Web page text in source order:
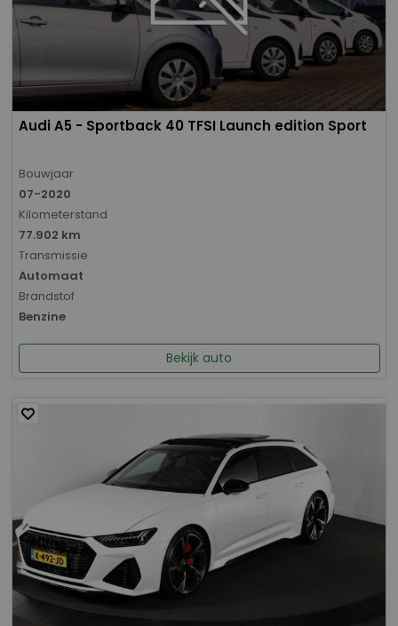
Audi A5 - Sportback 40 TFSI Launch edition Sport
Bouwjaar
07-2020
Kilometerstand
77.902 km
Transmissie
Automaat
Brandstof
Benzine
Bekijk auto